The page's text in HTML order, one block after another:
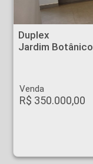
Duplex
Jardim Botânico
Venda
R$ 350.000,00